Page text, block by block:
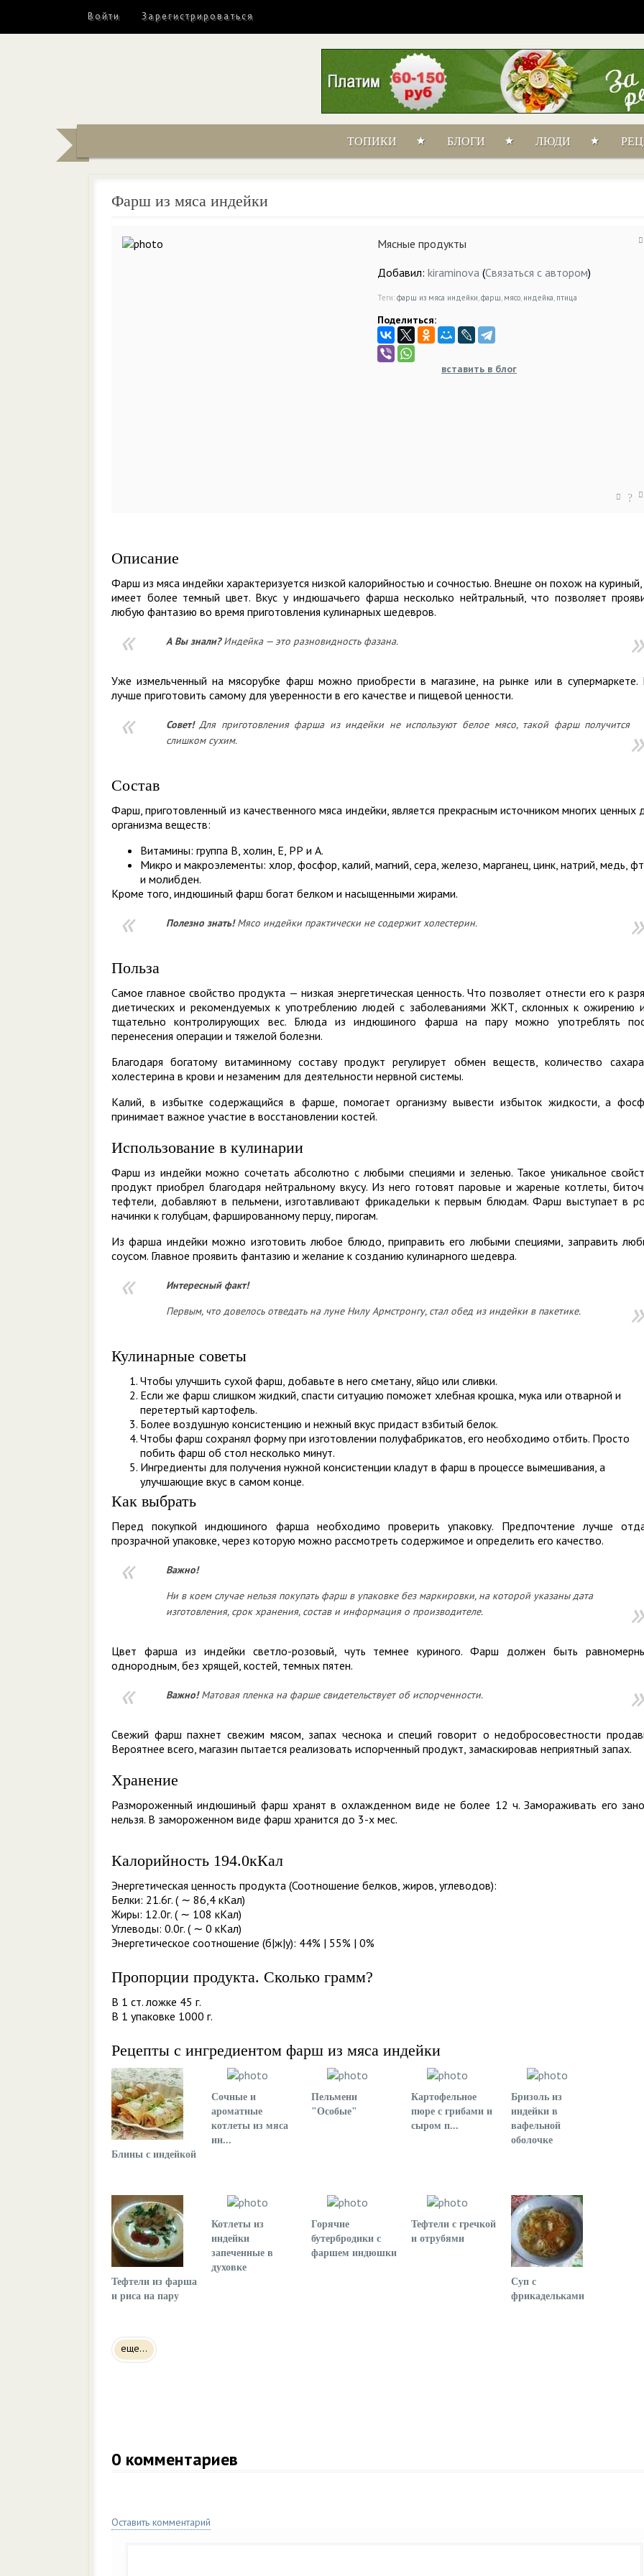
Войти Зарегистрироваться
ТОПИКИ БЛОГИ ЛЮДИ
Фарш из мяса индейки
Мясные продукты
?
Добавил: kiraminova (Связаться с автором)
Теги: фарш из мяса индейки,фарш, мясо, индейка, птица
Поделиться:
вставить в блог
Описание
Фарш из мяса индейки характеризуется низкой калорийностью и сочностью. Внешне он похож на
имеет более темный цвет. Вкус у индюшачьего фарша несколько нейтральный, что позволяет
любую фантазию во время приготовления кулинарных шедевров.
А Вы знали?Индейка — это разновидность фазана.
Уже измельченный на мясорубке фарш можно приобрести в магазине, на рынке или в супермаркете.
лучше приготовить самому для уверенности в его качестве и пищевой ценности.
Совет!Для приготовления фарша из индейки не используют белое мясо, такой фарш получится
слишком сухим.
Состав
Фарш, приготовленный из качественного мяса индейки, является прекрасным источником многих ценных
организма веществ:
Витамины: группа В, холин, Е, РР и А.
Микро и макроэлементы: хлор, фосфор, калий, магний, сера, железо, марганец, цинк, натрий, медь,
и молибден.
Кроме того, индюшиный фарш богат белком и насыщенными жирами.
Полезно знать!Мясо индейки практически не содержит холестерин.
Польза
Самое главное свойство продукта — низкая энергетическая ценность. Что позволяет отнести его к
диетических и рекомендуемых к употреблению людей с заболеваниями ЖКТ, склонных к ожирению
тщательно контролирующих вес. Блюда из индюшиного фарша на пару можно употреблять
перенесения операции и тяжелой болезни.
Благодаря богатому витаминному составу продукт регулирует обмен веществ, количество
холестерина в крови и незаменим для деятельности нервной системы.
Калий, в избытке содержащийся в фарше, помогает организму вывести избыток жидкости, а
принимает важное участие в восстановлении костей.
Использование в кулинарии
Фарш из индейки можно сочетать абсолютно с любыми специями и зеленью. Такое уникальное
продукт приобрел благодаря нейтральному вкусу. Из него готовят паровые и жареные котлеты,
тефтели, добавляют в пельмени, изготавливают фрикадельки к первым блюдам. Фарш выступает в
начинки к голубцам, фаршированному перцу, пирогам.
Из фарша индейки можно изготовить любое блюдо, приправить его любыми специями, заправить
соусом. Главное проявить фантазию и желание к созданию кулинарного шедевра.
Интересный факт!
Первым, что довелось отведать на луне Нилу Армстронгу, стал обед из индейки в пакетике.
Кулинарные советы
Чтобы улучшить сухой фарш, добавьте в него сметану, яйцо или сливки.
Если же фарш слишком жидкий, спасти ситуацию поможет хлебная крошка, мука или отварной и
перетертый картофель.
Более воздушную консистенцию и нежный вкус придаст взбитый белок.
Чтобы фарш сохранял форму при изготовлении полуфабрикатов, его необходимо отбить. Просто
побить фарш об стол несколько минут.
Ингредиенты для получения нужной консистенции кладут в фарш в процессе вымешивания, а
улучшающие вкус в самом конце.
Как выбрать
Перед покупкой индюшиного фарша необходимо проверить упаковку. Предпочтение лучше
прозрачной упаковке, через которую можно рассмотреть содержимое и определить его качество.
Важно!
Ни в коем случае нельзя покупать фарш в упаковке без маркировки, на которой указаны дата
изготовления, срок хранения, состав и информация о производителе.
Цвет фарша из индейки светло-розовый, чуть темнее куриного. Фарш должен быть
однородным, без хрящей, костей, темных пятен.
Важно!Матовая пленка на фарше свидетельствует об испорченности.
Свежий фарш пахнет свежим мясом, запах чеснока и специй говорит о недобросовестности
Вероятнее всего, магазин пытается реализовать испорченный продукт, замаскировав неприятный запах.
Хранение
Размороженный индюшиный фарш хранят в охлажденном виде не более 12 ч. Замораживать его
нельзя. В замороженном виде фарш хранится до 3-х мес.
Калорийность 194.0кКал
Энергетическая ценность продукта (Соотношение белков, жиров, углеводов):
Белки: 21.6г. ( ∼ 86,4 кКал)
Жиры: 12.0г. ( ∼ 108 кКал)
Углеводы: 0.0г. ( ∼ 0 кКал)
Энергетическое соотношение (б|ж|у): 44% | 55% | 0%
Пропорции продукта. Сколько грамм?
В 1 ст. ложке 45 г.
В 1 упаковке 1000 г.
Рецепты с ингредиентом фарш из мяса индейки
Блины с индейкой
Сочные и
ароматные
котлеты из мяса
ин...
Пельмени
"Особые"
Картофельное
пюре с грибами и
сыром п...
Бризоль из
индейки в
вафельной
оболочке
Тефтели из фарша
и риса на пару
Котлеты из
индейки
запеченные в
духовке
Горячие
бутербродики с
фаршем индюшки
Тефтели с гречкой
и отрубями
Суп с
фрикадельками
еще...
0 комментариев
Оставить комментарий